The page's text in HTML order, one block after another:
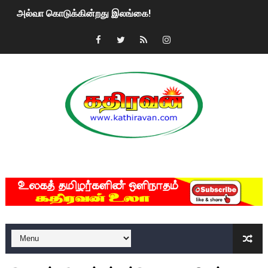
அல்வா கொடுக்கின்றது இலங்கை!
2ஆம் நாள் உக்ரைன் யுத்தம்!! எங்களைத் தனிமையில்
மகிந்த ராஜபக்சே பதவி விலக திட்டம்?
ரவுடி பேபிக்கு நடந்த தரமான சம்பவம்.. ஆபாச வீடியோக்களால்
குண்டை தூக்கிப்போட்ட ஆய்வு…. இந்தியாவின் “கோவிஷீல்டு”
யாழில் தமிழின தலைவர் பிரபாகரனின் பிறந்தநாளை
ஏர்போர்ட்டில் உதைத்த நபர் யார், என்ன நடந்தது?: உண்மையை
சீனா இலங்கையிடம் 8 மில்லியன் அமெரிக்க டொலர் நட்டஈடு